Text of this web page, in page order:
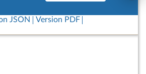
JSON
Version PDF